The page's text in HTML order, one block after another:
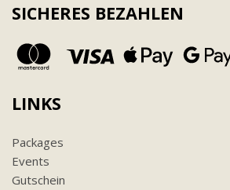
SICHERES BEZAHLEN
LINKS
Packages
Events
Gutschein